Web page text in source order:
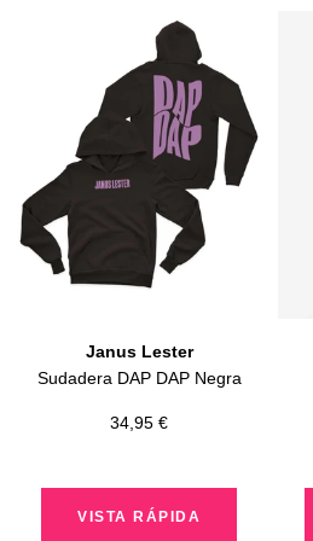
Janus Lester
Sudadera DAP DAP Negra
Precio
34,95 €
VISTA RÁPIDA